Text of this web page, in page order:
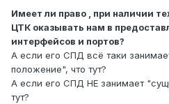
Имеет ли право , при наличии
ЦТК оказывать нам в
интерфейсов и портов?
А если его СПД всё таки
положение", что тут?
А если его СПД НЕ занимает
тут?